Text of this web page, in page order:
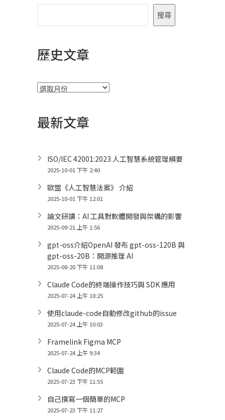
搜尋
歷史文章
彙
最新文章
ISO/IEC 42001:2023 人工智慧系統管理綱要
2025-10-01 下午 2:40
歐盟《人工智慧法案》 介紹
2025-10-01 下午 12:01
論文研讀：AI 工具對軟體開發與架構的影響
2025-09-21 上午 1:56
gpt-oss介紹OpenAI 發布 gpt-oss-120B 與
gpt-oss-20B：開源推理 AI
2025-08-20 下午 11:08
Claude Code的終端操作技巧與 SDK 應用
2025-07-24 上午 10:25
使用claude-code自動修改github的issue
2025-07-24 上午 10:03
Framelink Figma MCP
2025-07-24 上午 9:34
Claude Code的MCP範圍
2025-07-23 下午 11:55
自己撰寫一個簡單的MCP
2025-07-23 下午 11:27